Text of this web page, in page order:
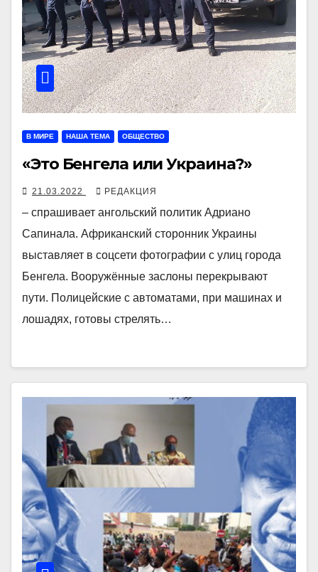
В МИРЕ НАША ТЕМА ОБЩЕСТВО
«Это Бенгела или Украина?»
21.03.2022 РЕДАКЦИЯ
– спрашивает ангольский политик Адриано
Сапинала. Африканский сторонник Украины
выставляет в соцсети фотографии с улиц города
Бенгела. Вооружённые заслоны перекрывают
пути. Полицейские с автоматами, при машинах и
лошадях, готовы стрелять…